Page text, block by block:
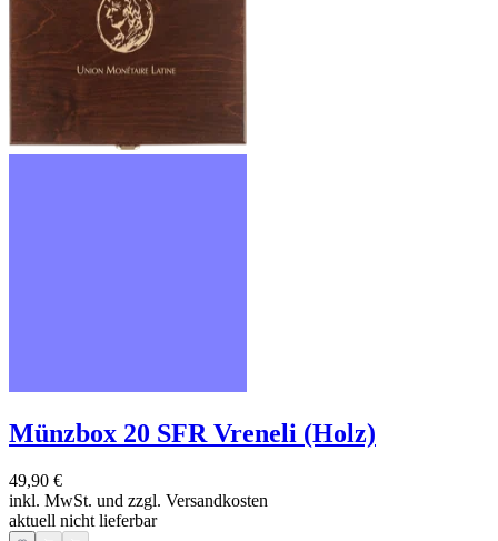
Münzbox 20 SFR Vreneli (Holz)
49,90 €
inkl. MwSt. und zzgl. Versandkosten
aktuell nicht lieferbar